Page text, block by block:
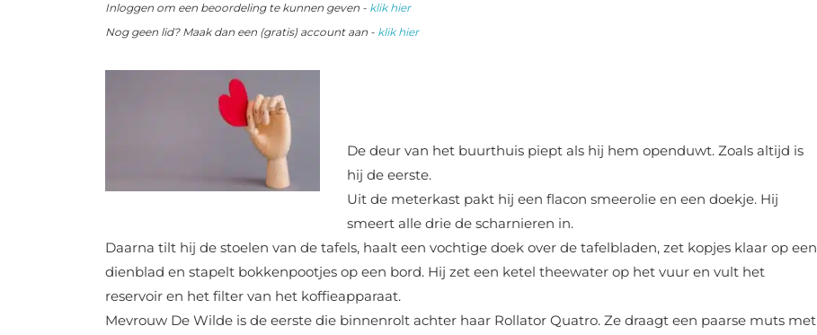
Inloggen om een beoordeling te kunnen geven - klik hier
Nog geen lid? Maak dan een (gratis) account aan - klik hier
De deur van het buurthuis piept als hij hem openduwt. Zoals altijd is
hij de eerste.
Uit de meterkast pakt hij een flacon smeerolie en een doekje. Hij
smeert alle drie de scharnieren in.
Daarna tilt hij de stoelen van de tafels, haalt een vochtige doek over de tafelbladen, zet kopjes klaar op een
dienblad en stapelt bokkenpootjes op een bord. Hij zet een ketel theewater op het vuur en vult het
reservoir en het filter van het koffieapparaat.
Mevrouw De Wilde is de eerste die binnenrolt achter haar Rollator Quatro. Ze draagt een paarse muts met